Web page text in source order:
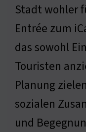
Stadt wohler
Entrée zum
das sowohl
Touristen
Planung
sozialen
und